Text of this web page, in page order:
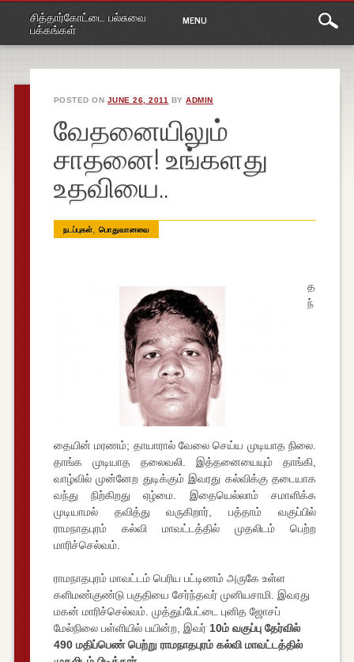
சித்தார்கோட்டை பல்சுவை
பக்கங்கள்
Main
menu
content
MENU
POSTED ON JUNE 26, 2011 BYADMIN
வேதனையிலும்
சாதனை! உங்களது
உதவியை..
நடப்புகள், பொதுவானவை
த
ந்
தையின் மரணம்; தாயாரால் வேலை செய்ய முடியாத நிலை.
தாங்க முடியாத தலைவலி. இத்தனையையும் தாங்கி,
வாழ்வில் முன்னேற துடிக்கும் இவரது கல்விக்கு தடையாக
வந்து நிற்கிறது ஏழ்மை. இதையெல்லாம் சமாளிக்க
முடியாமல் தவித்து வருகிறார், பத்தாம் வகுப்பில்
ராமநாதபுரம் கல்வி மாவட்டத்தில் முதலிடம் பெற்ற
மாரிச்செல்வம்.
ராமநாதபுரம் மாவட்டம் பெரிய பட்டிணம் அருகே உள்ள
களிமண்குண்டு பகுதியை சேர்ந்தவர் முனியசாமி. இவரது
மகன் மாரிச்செல்வம். முத்துப்பேட்டை புனித ஜோசப்
மேல்நிலை பள்ளியில் பயின்ற, இவர் 10ம் வகுப்பு தேர்வில்
490 மதிப்பெண் பெற்று ராமநாதபுரம் கல்வி மாவட்டத்தில்